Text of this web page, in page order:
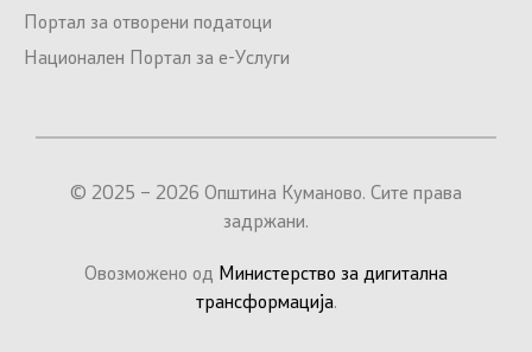
Портал за отворени податоци
Национален Портал за е-Услуги
© 2025 – 2026 Општина Куманово. Сите права
задржани.
Овозможено од Министерство за дигитална
трансформација.